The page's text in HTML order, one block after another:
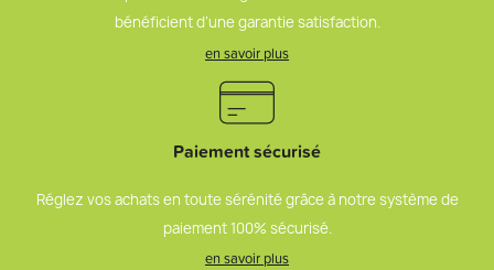
bénéficient d’une garantie satisfaction.
en savoir plus
Paiement sécurisé
Réglez vos achats en toute sérénité grâce à notre système de
paiement 100% sécurisé.
en savoir plus